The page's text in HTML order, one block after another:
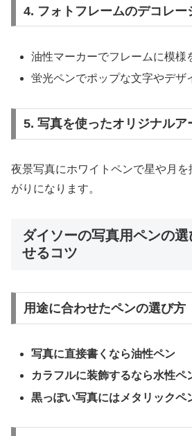
4. フォトフレームのデコレー
油性マーカーでフレームに模様
蛍光ペンでポップな文字やデザ
5. 写真を使ったオリジナルア
夜景写真にホワイトペンで星や月
がりになります。
ダイソーの写真用ペンの
せるコツ
用途に合わせたペンの選び方
写真に直接書くなら油性ペン
カラフルに装飾するなら水性ペ
黒っぽい写真にはメタリックペ